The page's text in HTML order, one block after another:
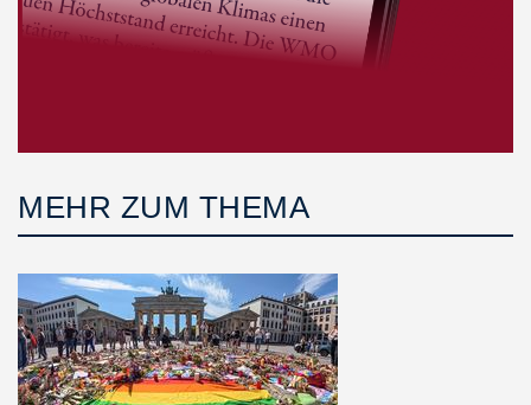
MEHR ZUM THEMA